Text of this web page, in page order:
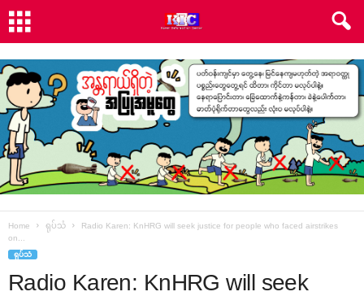
Home ရုပ်သံ
Radio Karen: KnHRG will seek justice for people who faced airstrikes
on...
ရုပ်သံ
Radio Karen: KnHRG will seek